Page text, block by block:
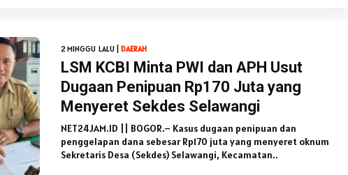
2 MINGGU LALU | DAERAH
LSM KCBI Minta PWI dan APH Usut
Dugaan Penipuan Rp170 Juta yang
Menyeret Sekdes Selawangi
NET24JAM.ID || BOGOR.– Kasus dugaan penipuan dan
penggelapan dana sebesar Rp170 juta yang menyeret oknum
Sekretaris Desa (Sekdes) Selawangi, Kecamatan..